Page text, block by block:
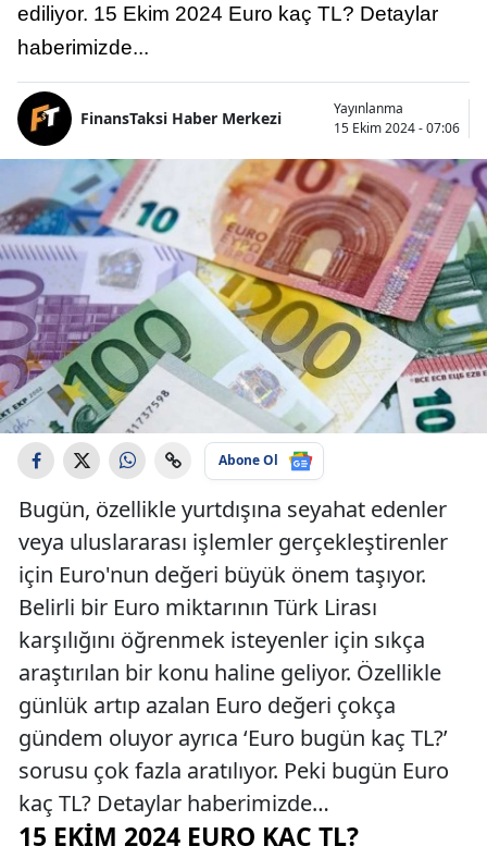
ediliyor. 15 Ekim 2024 Euro kaç TL? Detaylar
haberimizde...
FinansTaksi Haber Merkezi
Yayınlanma
15 Ekim 2024 - 07:06
Abone Ol
Bugün, özellikle yurtdışına seyahat edenler
veya uluslararası işlemler gerçekleştirenler
için Euro'nun değeri büyük önem taşıyor.
Belirli bir Euro miktarının Türk Lirası
karşılığını öğrenmek isteyenler için sıkça
araştırılan bir konu haline geliyor. Özellikle
günlük artıp azalan Euro değeri çokça
gündem oluyor ayrıca ‘Euro bugün kaç TL?’
sorusu çok fazla aratılıyor. Peki bugün Euro
kaç TL? Detaylar haberimizde…
15 EKIM 2024 EURO KAÇ TL?